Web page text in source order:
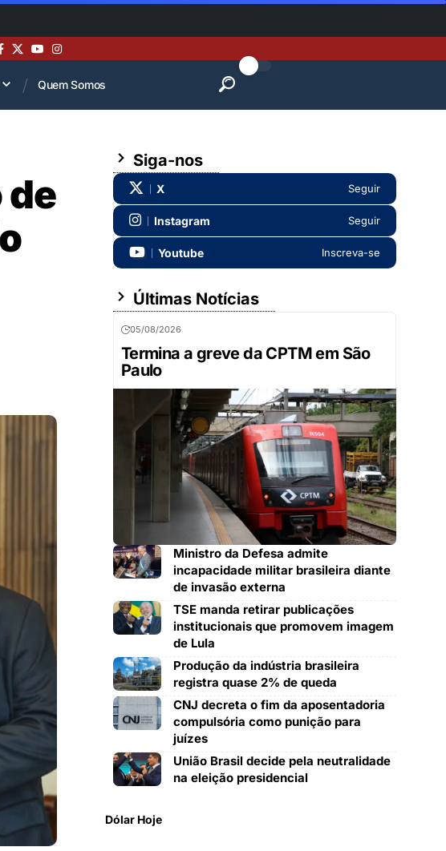
Quem Somos
de
Siga-nos
X Seguir
Instagram Seguir
Youtube Inscreva-se
Últimas Notícias
05/08/2026
Termina a greve da CPTM em São
Paulo
Ministro da Defesa admite
incapacidade militar brasileira diante
de invasão externa
TSE manda retirar publicações
institucionais que promovem imagem
de Lula
Produção da indústria brasileira
registra quase 2% de queda
CNJ decreta o fim da aposentadoria
compulsória como punição para
juízes
União Brasil decide pela neutralidade
na eleição presidencial
Dólar Hoje